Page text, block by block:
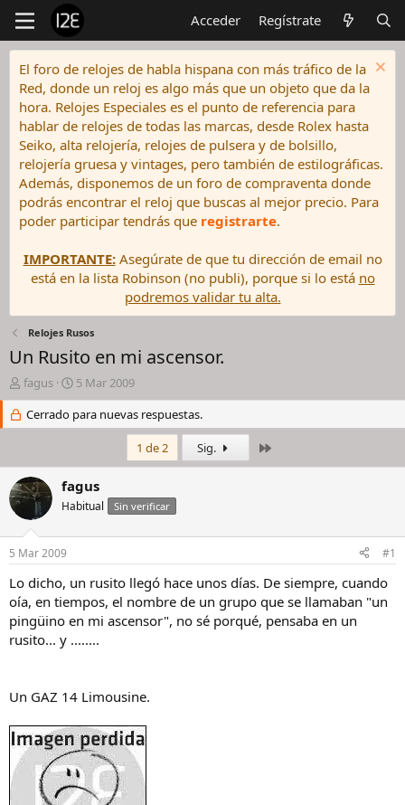
Acceder Regístrate
El foro de relojes de habla hispana con más tráfico de la
Red, donde un reloj es algo más que un objeto que da la
hora. Relojes Especiales es el punto de referencia para
hablar de relojes de todas las marcas, desde Rolex hasta
Seiko, alta relojería, relojes de pulsera y de bolsillo,
relojería gruesa y vintages, pero también de estilográficas.
Además, disponemos de un foro de compraventa donde
podrás encontrar el reloj que buscas al mejor precio. Para
poder participar tendrás que registrarte.
IMPORTANTE:Asegúrate de que tu dirección de email no
está en la lista Robinson (no publi), porque si lo está no
podremos validar tu alta.
Relojes Rusos
Un Rusito en mi ascensor.
I
n
c
a
d
o
d
l
l
o
fagus
F
e
c
h
d
i
n
i
o
5 Mar 2009
Cerrado para nuevas respuestas.
1 de 2 Sig.
fagus
Habitual Sin verificar
5 Mar 2009 #1
Lo dicho, un rusito llegó hace unos días. De siempre, cuando
oía, en tiempos, el nombre de un grupo que se llamaban "un
pingüino en mi ascensor", no sé porqué, pensaba en un
rusito... y ........
Un GAZ 14 Limousine.